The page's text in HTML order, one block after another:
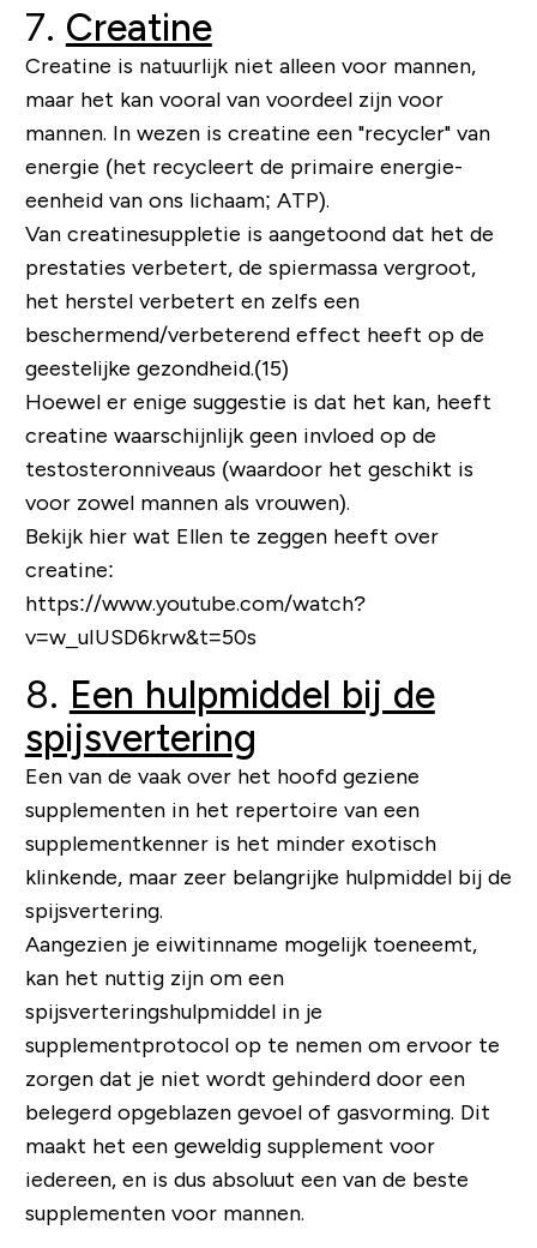
7. Creatine
Creatine is natuurlijk niet alleen voor mannen,
maar het kan vooral van voordeel zijn voor
mannen. In wezen is creatine een "recycler" van
energie (het recycleert de primaire energie-
eenheid van ons lichaam; ATP).
Van creatinesuppletie is aangetoond dat het de
prestaties verbetert, de spiermassa vergroot,
het herstel verbetert en zelfs een
beschermend/verbeterend effect heeft op de
geestelijke gezondheid.(15)
Hoewel er enige suggestie is dat het kan, heeft
creatine waarschijnlijk geen invloed op de
testosteronniveaus (waardoor het geschikt is
voor zowel mannen als vrouwen).
Bekijk hier wat Ellen te zeggen heeft over
creatine:
https://www.youtube.com/watch?
v=w_uIUSD6krw&t=50s
8. Een hulpmiddel bij de
spijsvertering
Een van de vaak over het hoofd geziene
supplementen in het repertoire van een
supplementkenner is het minder exotisch
klinkende, maar zeer belangrijke hulpmiddel bij de
spijsvertering.
Aangezien je eiwitinname mogelijk toeneemt,
kan het nuttig zijn om een ​​
spijsverteringshulpmiddel in je
supplementprotocol op te nemen om ervoor te
zorgen dat je niet wordt gehinderd door een
belegerd opgeblazen gevoel of gasvorming. Dit
maakt het een geweldig supplement voor
iedereen, en is dus absoluut een van de beste
supplementen voor mannen.